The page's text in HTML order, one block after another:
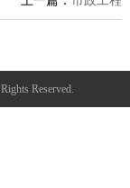
Reserved.